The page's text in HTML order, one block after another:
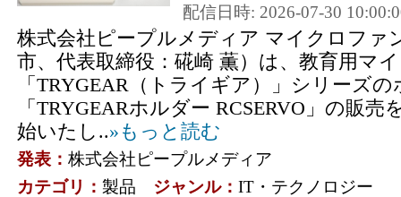
配信日時: 2026-07-30
株式会社ピープルメディア マイクロファ
市、代表取締役：硴崎 薫）は、教育用マ
「TRYGEAR（トライギア）」シリーズ
「TRYGEARホルダー RCSERVO」の販売
始いたし..»もっと読む
発表： 株式会社ピープルメディア
カテゴリ： 製品 ジャンル： IT・テクノロジー